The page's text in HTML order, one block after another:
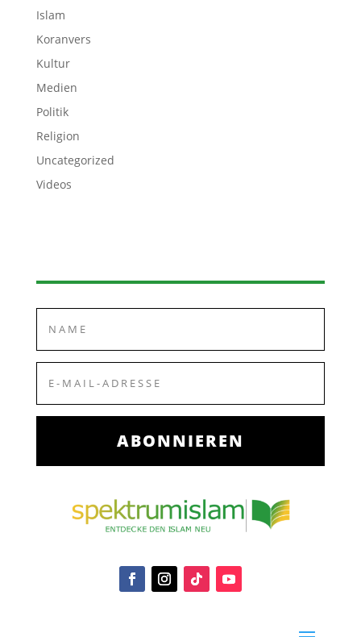
Islam
Koranvers
Kultur
Medien
Politik
Religion
Uncategorized
Videos
ABONNIEREN